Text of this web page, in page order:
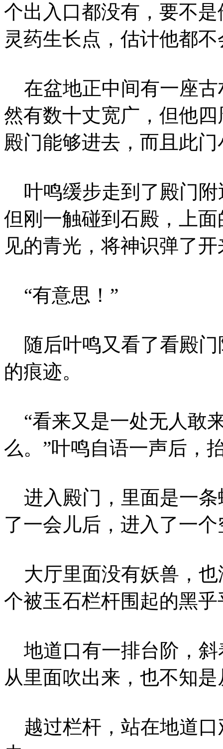
个出入口都没有，要不
灵药生长点，估计他都
在盆地正中间有一座古
然有数十丈宽广，但他
殿门能够进去，而且此
叶鸣缓步走到了殿门附
但刚一触碰到石殿，上
见的青光，将神识弹了开
“有意思！”
随后叶鸣又看了看殿门
的痕迹。
“看来又是一处无人敢
么。”叶鸣自语一声后，
进入殿门，里面是一条
了一会儿后，进入了一
大厅里面没有妖兽，也
个被玉石栏杆围起的黑
地道口有一排台阶，斜
从里面吹出来，也不知
越过栏杆，站在地道口